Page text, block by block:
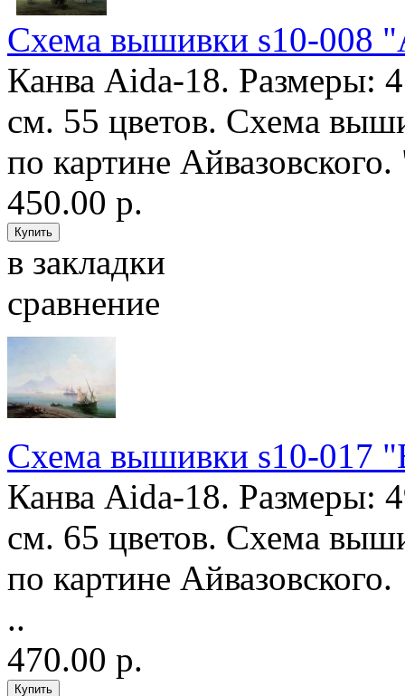
Схема вышивки s10-008
Канва Aida-18. Размеры:
см. 55 цветов. Схема
по картине
450.00 р.
в закладки
сравнение
Схема вышивки s10-017
Канва Aida-18. Размеры:
см. 65 цветов. Схема
по картине
..
470.00 р.